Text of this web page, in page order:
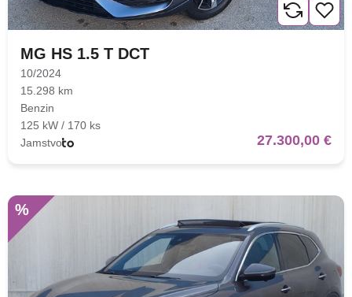
MG HS 1.5 T DCT
10/2024
15.298 km
Benzin
125 kW / 170 ks
Jamstvo
27.300,00 €
%